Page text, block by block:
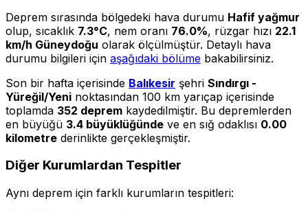
Deprem sırasında bölgedeki hava durumu Hafif yağmur
olup, sıcaklık 7.3°C, nem oranı 76.0%, rüzgar hızı 22.1
km/h Güneydoğu olarak ölçülmüştür. Detaylı hava
durumu bilgileri için aşağıdaki bölüme bakabilirsiniz.
Son bir hafta içerisinde Balıkesir şehri Sındırgı -
Yüreğil/Yeni noktasından 100 km yarıçap içerisinde
toplamda 352 deprem kaydedilmiştir. Bu depremlerden
en büyüğü 3.4 büyüklüğünde ve en sığ odaklısı 0.00
kilometre derinlikte gerçekleşmiştir.
Diğer Kurumlardan Tespitler
Aynı deprem için farklı kurumların tespitleri: